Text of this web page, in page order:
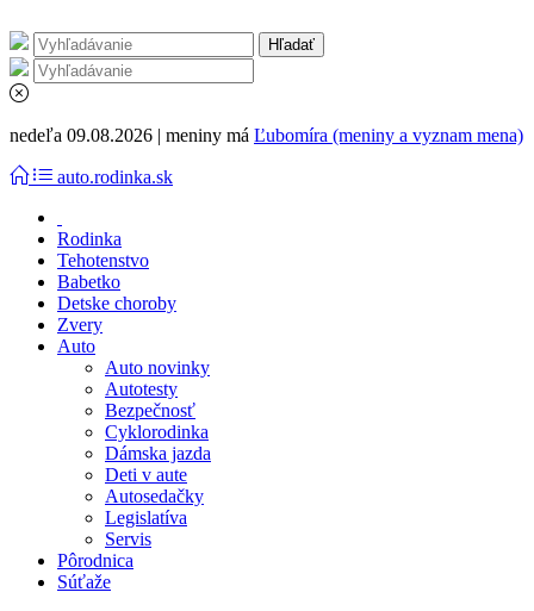
nedeľa 09.08.2026 | meniny má Ľubomíra (meniny a vyznam mena)
auto.rodinka.sk
Rodinka
Tehotenstvo
Babetko
Detske choroby
Zvery
Auto
Auto novinky
Autotesty
Bezpečnosť
Cyklorodinka
Dámska jazda
Deti v aute
Autosedačky
Legislatíva
Servis
Pôrodnica
Súťaže